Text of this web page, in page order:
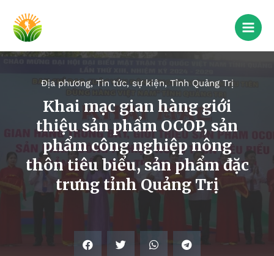
Địa phương, Tin tức, sự kiện, Tỉnh Quảng Trị
Khai mạc gian hàng giới
thiệu sản phẩm OCOP, sản
phẩm công nghiệp nông
thôn tiêu biểu, sản phẩm đặc
trưng tỉnh Quảng Trị